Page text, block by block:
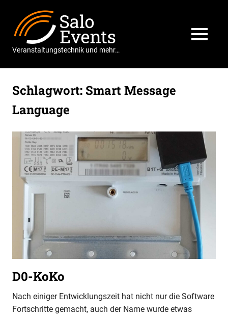
springen
Veranstaltungstechnik und mehr…
MENÜ
Schlagwort: Smart Message
Language
D0-KoKo
Nach einiger Entwicklungszeit hat nicht nur die Software
Fortschritte gemacht, auch der Name wurde etwas